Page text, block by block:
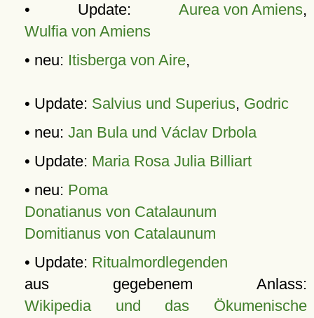
• Update: Aurea von Amiens,
Wulfia von Amiens
• neu: Itisberga von Aire,
• Update: Salvius und Superius, Godric
• neu: Jan Bula und Václav Drbola
• Update: Maria Rosa Julia Billiart
• neu: Poma
Donatianus von Catalaunum
Domitianus von Catalaunum
• Update: Ritualmordlegenden
aus gegebenem Anlass:
Wikipedia und das Ökumenische